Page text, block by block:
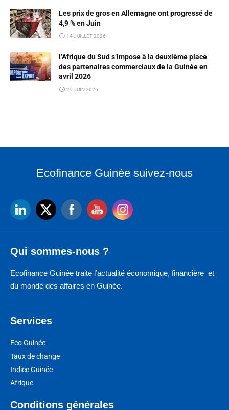
Les prix de gros en Allemagne ont progressé de
4,9 % en Juin
14 JUILLET 2026
l’Afrique du Sud s’impose à la deuxième place
des partenaires commerciaux de la Guinée en
avril 2026
29 JUIN 2026
Ecofinance Guinée suivez-nous
Qui sommes-nous ?
Ecofinance Guinée traite l’actualité économique, financière et
du monde des affaires en Guinée.
Services
Eco Guinée
Taux de change
Indice Guinée
Afrique
Conditions générales